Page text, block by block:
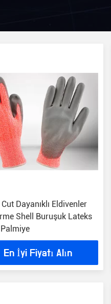
Dayanıklı Eldivenler
Shell Buruşuk Lateks
En İyi Fiyatı Alın